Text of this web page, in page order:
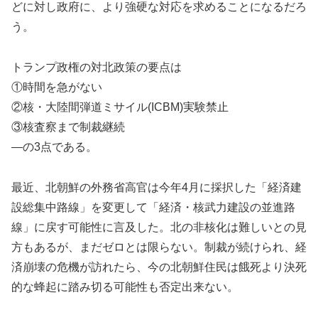
どに対し政府に、より強硬な対応を求めることになるだろ
う。
トランプ政権の対北政策の要点は
①時間を急がない
②核・大陸間弾道ミサイル(ICBM)実験禁止
③核査察まで制裁継続
—の3点である。
最近、北朝鮮の外務省高官は今年4月に採択した「経済建
設総集中路線」を変更して「経済・核武力建設の並進路
線」に戻す可能性に言及した。北の非核化は難しいとの見
方もあるが、まだゼロとは限らない。制裁が続けられ、経
済崩壊の危機が訪れたら、今の北朝鮮住民は餓死より決死
的な蜂起に踏み切る可能性も否定出来ない。